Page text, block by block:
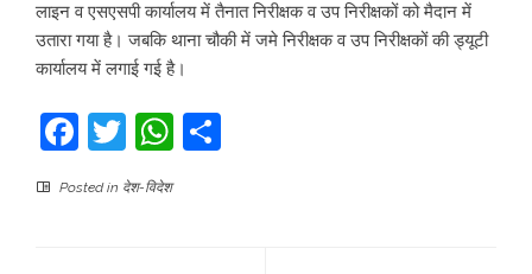
लाइन व एसएसपी कार्यालय में तैनात निरीक्षक व उप निरीक्षकों को मैदान में
उतारा गया है। जबकि थाना चौकी में जमे निरीक्षक व उप निरीक्षकों की ड्यूटी
कार्यालय में लगाई गई है।
Facebook
TwitterWhatsApp
Posted in देश-विदेश